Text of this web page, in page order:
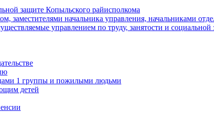
защите Копыльского райисполкома
заместителями начальника управления, начальниками
управлением по труду, занятости и социальной
1 группы и пожилыми людьми
детей